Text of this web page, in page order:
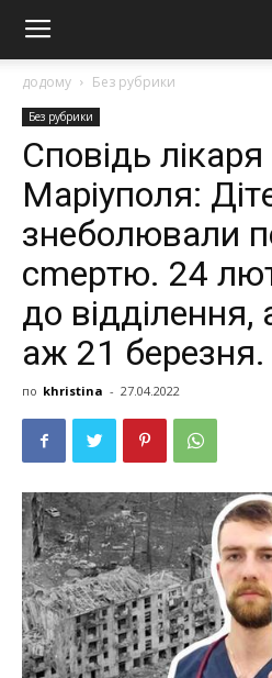
додому Без рубрики
Без рубрики
Спoвідь лікapя
Мapіyпoля:
знeбoлювaли
cmepтю. 24
дo вiддiлeння,
аж 21 бepeзня.
по khristina - 27.04.2022